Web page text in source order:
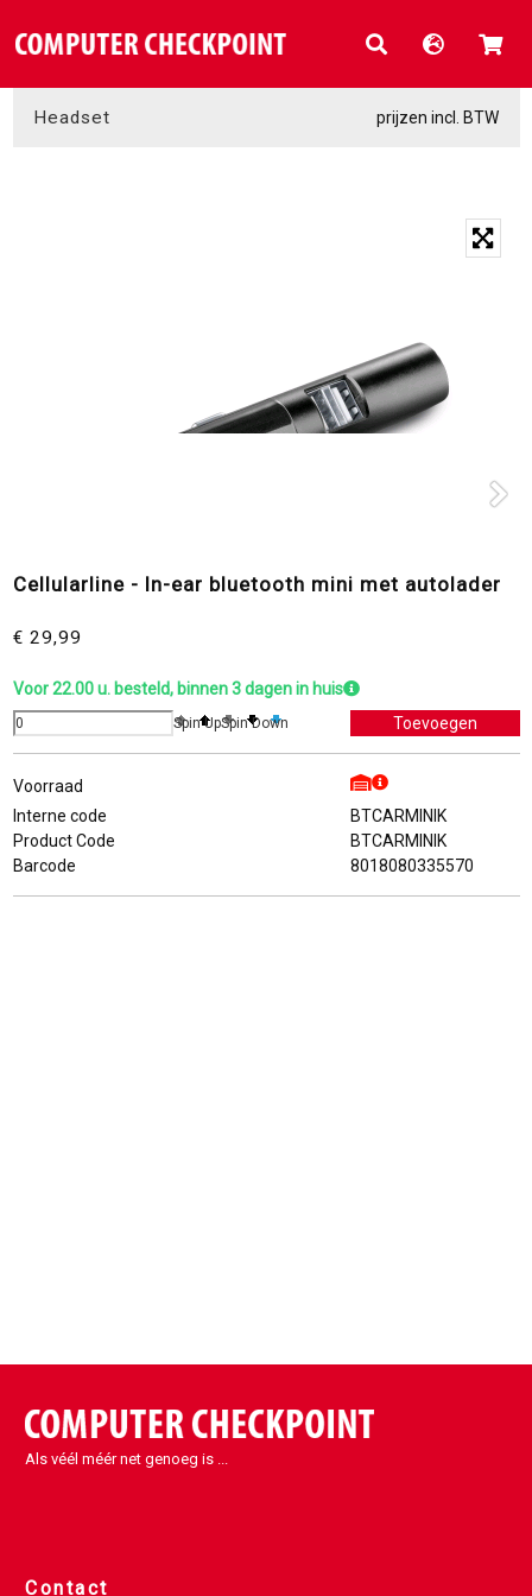
Headset prijzen incl. BTW
Cellularline - In-ear bluetooth mini met autolader
€ 29,99
Voor 22.00 u. besteld, binnen 3 dagen in huis
Spin UpSpin Down
Voorraad
Interne code
BTCARMINIK
Product Code
BTCARMINIK
Barcode
8018080335570
Als véél méér net genoeg is ...
Contact